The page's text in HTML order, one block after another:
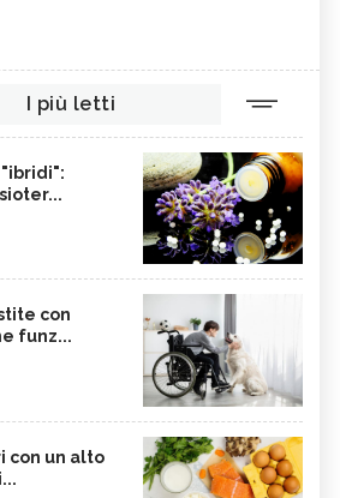
I più letti
con
funz...
con un alto